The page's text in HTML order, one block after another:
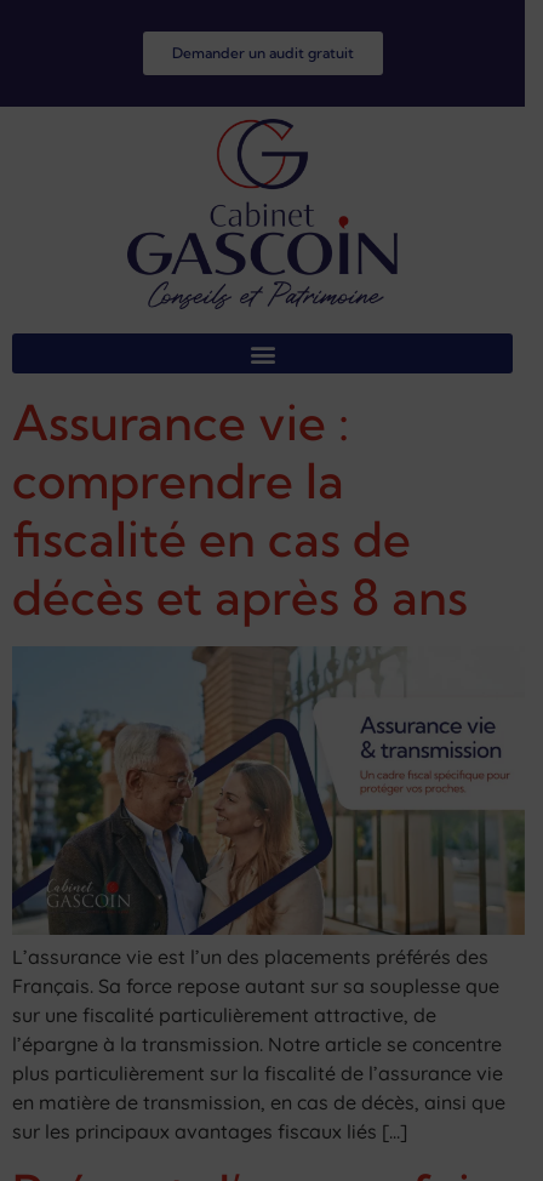
Demander un audit gratuit
Assurance vie :
comprendre la
fiscalité en cas de
décès et après 8 ans
L’assurance vie est l’un des placements préférés des
Français. Sa force repose autant sur sa souplesse que
sur une fiscalité particulièrement attractive, de
l’épargne à la transmission. Notre article se concentre
plus particulièrement sur la fiscalité de l’assurance vie
en matière de transmission, en cas de décès, ainsi que
sur les principaux avantages fiscaux liés […]